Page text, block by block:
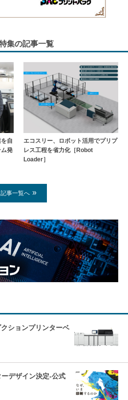
集の記事一覧
自
発
エコスリー、ロボット活用でプリプ
レス工程を省力化［Robot
Loader］
記事一覧へ
ションプリンターベ
デザイン決定-公式